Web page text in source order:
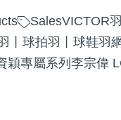
SalesVICTOR
丨球拍羽丨球鞋羽
穎專屬系列 李宗偉